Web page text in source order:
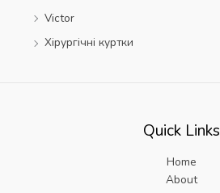
Victor
Xірургічні куртки
Quick Links
Home
About